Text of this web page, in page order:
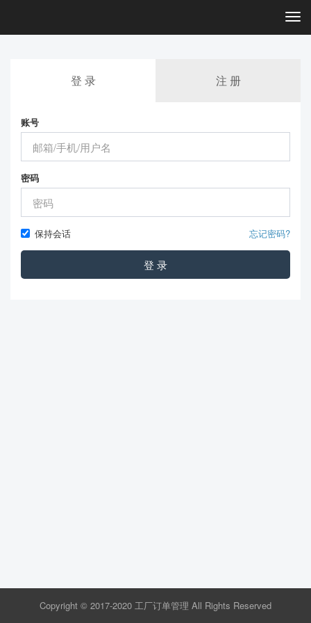
登 录 注 册
账号
密码
保持会话 忘记密码?
登 录
Copyright © 2017-2020 工厂订单管理 All Rights Reserved